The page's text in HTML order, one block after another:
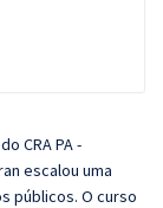
CRA PA -
escalou uma
públicos. O curso